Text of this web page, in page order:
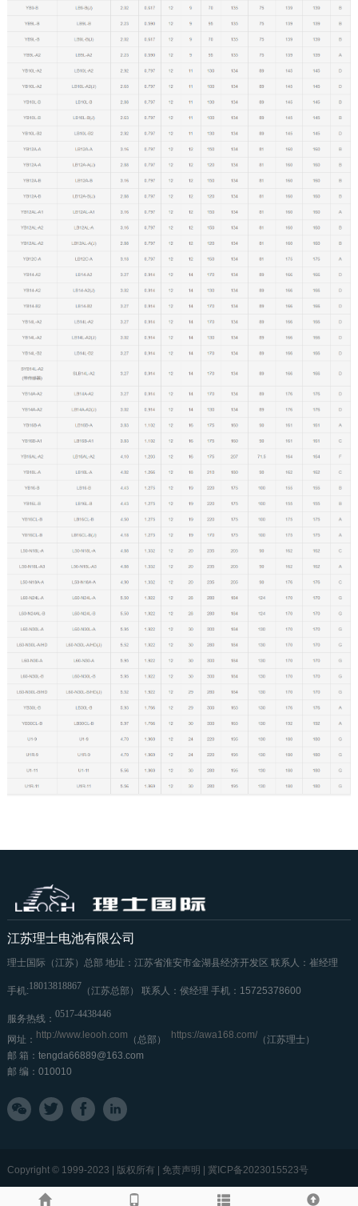
江苏理士电池有限公司
理士国际（江苏）总部 地址：江苏省淮安市金湖县经济开发区 联系人：崔经理
手机:18013818867 （江苏总部） 联系人：侯经理 手机：15725378600
服务热线： 0517-4438446
网址： http://www.leooh.com （总部） https://awa168.com/ （江苏理士）
邮 箱：tengda66889@163.com
邮 编：010010
Copyright © 1999-2023 | 版权所有 | 免责声明 | 冀ICP备2023015523号